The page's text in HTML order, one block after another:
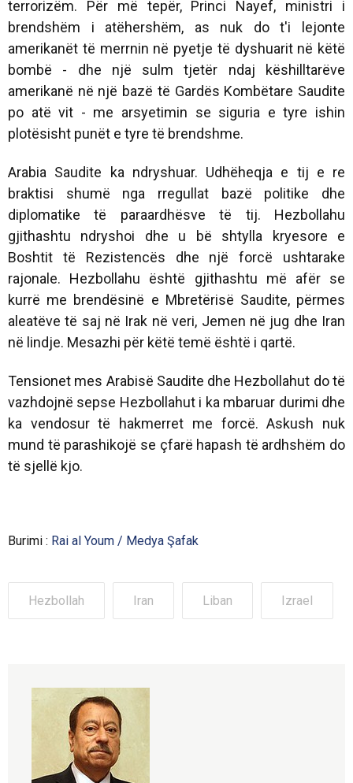
terrorizëm. Për më tepër, Princi Nayef, ministri i
brendshëm i atëhershëm, as nuk do t'i lejonte
amerikanët të merrnin në pyetje të dyshuarit në këtë
bombë - dhe një sulm tjetër ndaj këshilltarëve
amerikanë në një bazë të Gardës Kombëtare Saudite
po atë vit - me arsyetimin se siguria e tyre ishin
plotësisht punët e tyre të brendshme.
Arabia Saudite ka ndryshuar. Udhëheqja e tij e re
braktisi shumë nga rregullat bazë politike dhe
diplomatike të paraardhësve të tij. Hezbollahu
gjithashtu ndryshoi dhe u bë shtylla kryesore e
Boshtit të Rezistencës dhe një forcë ushtarake
rajonale. Hezbollahu është gjithashtu më afër se
kurrë me brendësinë e Mbretërisë Saudite, përmes
aleatëve të saj në Irak në veri, Jemen në jug dhe Iran
në lindje. Mesazhi për këtë temë është i qartë.
Tensionet mes Arabisë Saudite dhe Hezbollahut do të
vazhdojnë sepse Hezbollahut i ka mbaruar durimi dhe
ka vendosur të hakmerret me forcë. Askush nuk
mund të parashikojë se çfarë hapash të ardhshëm do
të sjellë kjo.
Burimi : Rai al Youm / Medya Şafak
Hezbollah Iran Liban Izrael